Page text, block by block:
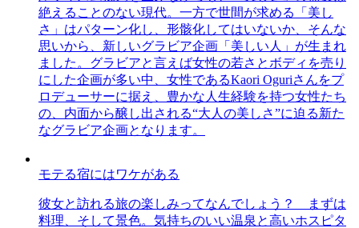
絶えることのない現代。一方で世間が求める「美し
さ」はパターン化し、形骸化してはいないか、そんな
思いから、新しいグラビア企画「美しい人」が生まれ
ました。グラビアと言えば女性の若さとボディを売り
にした企画が多い中、女性であるKaori Oguriさんをプ
ロデューサーに据え、豊かな人生経験を持つ女性たち
の、内面から醸し出される“大人の美しさ”に迫る新た
なグラビア企画となります。
モテる宿にはワケがある
彼女と訪れる旅の楽しみってなんでしょう？ まずは
料理、そして景色。気持ちのいい温泉と高いホスピタ